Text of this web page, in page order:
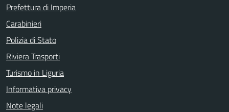
Prefettura di Imperia
Carabinieri
Polizia di Stato
Riviera Trasporti
Turismo in Liguria
Informativa privacy
Note legali